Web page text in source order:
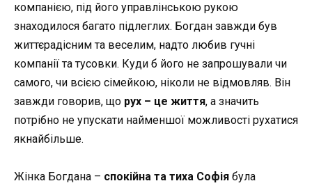
компанією, під його управлінською рукою
знаходилося багато підлеглих. Богдан завжди був
життєрадісним та веселим, надто любив гучні
компанії та тусовки. Куди б його не запрошували чи
самого, чи всією сімейкою, ніколи не відмовляв. Він
завжди говорив, що рух – це життя, а значить
потрібно не упускати найменшої можливості рухатися
якнайбільше.
Жінка Богдана – спокійна та тиха Софія була